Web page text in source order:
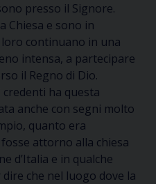
presso il Signore.
Chiesa e sono in
continuano in una
intensa, a partecipare
il Regno di Dio.
ha questa
anche con segni molto
quanto era
attorno alla chiesa
d’Italia e in qualche
dire che nel luogo dove la